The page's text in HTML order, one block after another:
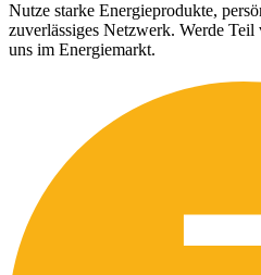
Nutze starke Energieprodukte,
zuverlässiges Netzwerk. Werde
uns im Energiemarkt.